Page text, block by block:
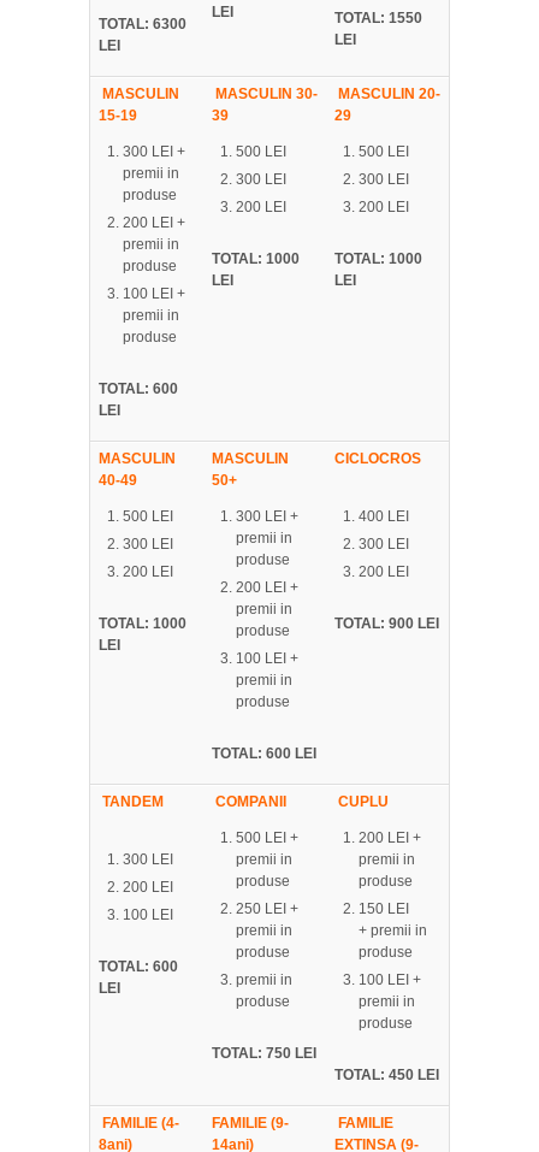
TOTAL: 6300
LEI
LEI
TOTAL: 1550
LEI
MASCULIN
15-19
300 LEI +
premii in
produse
200 LEI +
premii in
produse
100 LEI +
premii in
produse
TOTAL: 600
LEI
MASCULIN 30-
39
500 LEI
300 LEI
200 LEI
TOTAL: 1000
LEI
MASCULIN 20-
29
500 LEI
300 LEI
200 LEI
TOTAL: 1000
LEI
MASCULIN
40-49
500 LEI
300 LEI
200 LEI
TOTAL: 1000
LEI
MASCULIN
50+
300 LEI +
premii in
produse
200 LEI +
premii in
produse
100 LEI +
premii in
produse
TOTAL: 600 LEI
CICLOCROS
400 LEI
300 LEI
200 LEI
TOTAL: 900 LEI
TANDEM
300 LEI
200 LEI
100 LEI
TOTAL: 600
LEI
COMPANII
500 LEI +
premii in
produse
250 LEI +
premii in
produse
premii in
produse
TOTAL: 750 LEI
CUPLU
200 LEI +
premii in
produse
150 LEI
+ premii in
produse
100 LEI +
premii in
produse
TOTAL: 450 LEI
FAMILIE (4-
8ani)
FAMILIE (9-
14ani)
FAMILIE
EXTINSA (9-